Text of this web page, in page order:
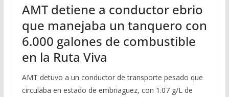
AMT detiene a conductor ebrio
que manejaba un tanquero con
6.000 galones de combustible
en la Ruta Viva
AMT detuvo a un conductor de transporte pesado que
circulaba en estado de embriaguez, con 1.07 g/L de